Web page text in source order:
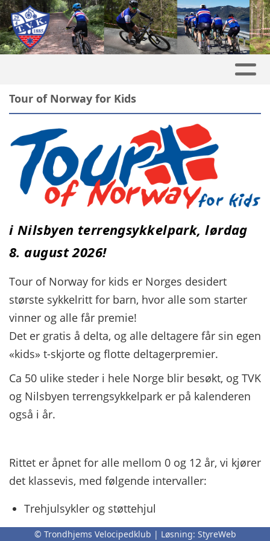
Tour of Norway for Kids
i Nilsbyen terrengsykkelpark, lørdag
8. august 2026!
Tour of Norway for kids er Norges desidert
største sykkelritt for barn, hvor alle som starter
vinner og alle får premie!
Det er gratis å delta, og alle deltagere får sin egen
«kids» t-skjorte og flotte deltagerpremier.
Ca 50 ulike steder i hele Norge blir besøkt, og TVK
og Nilsbyen terrengsykkelpark er på kalenderen
også i år.
Rittet er åpnet for alle mellom 0 og 12 år, vi kjører
det klassevis, med følgende intervaller:
Trehjulsykler og støttehjul
5-6 år
© Trondhjems Velocipedklub | Løsning: StyreWeb